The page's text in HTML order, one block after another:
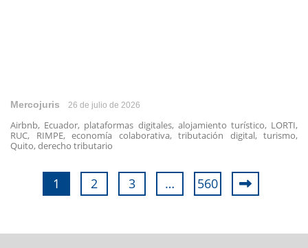
Mercojuris 26 de julio de 2026
Airbnb, Ecuador, plataformas digitales, alojamiento turístico, LORTI,
RUC, RIMPE, economía colaborativa, tributación digital, turismo,
Quito, derecho tributario
1 2 3 … 560